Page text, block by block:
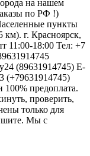
на нашем
по РФ !)
пункты
км). г. Красноярск,
11:00-18:00 Тел: +7
(89631914745) E-
(+79631914745)
предоплата.
проверить,
только для
Мы с